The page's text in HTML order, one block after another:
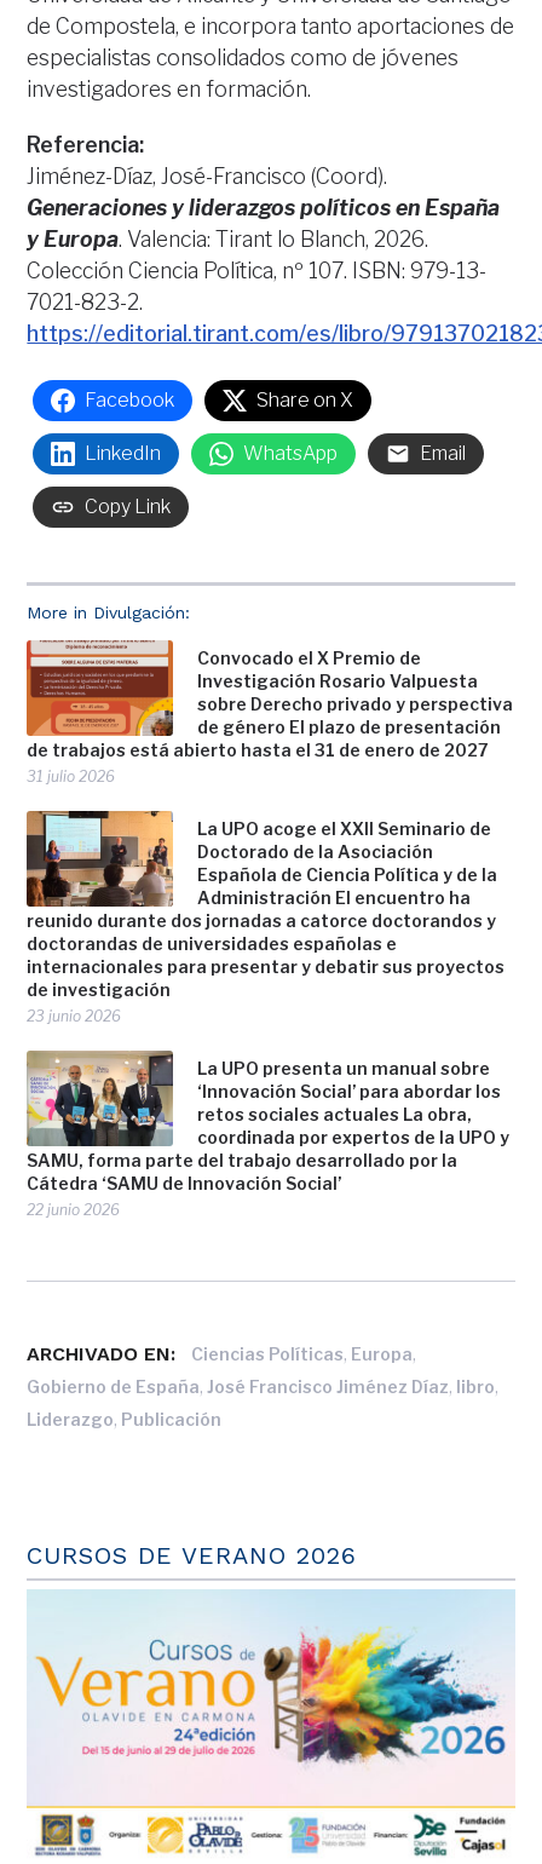
More in Divulgación:
Convocado el X Premio de
Investigación Rosario Valpuesta
sobre Derecho privado y perspectiva
de género El plazo de presentación
de trabajos está abierto hasta el 31 de enero de 2027
31 julio 2026
La UPO acoge el XXII Seminario de
Doctorado de la Asociación
Española de Ciencia Política y de la
Administración El encuentro ha
reunido durante dos jornadas a catorce doctorandos y
doctorandas de universidades españolas e
internacionales para presentar y debatir sus proyectos
de investigación
23 junio 2026
La UPO presenta un manual sobre
‘Innovación Social’ para abordar los
retos sociales actuales La obra,
coordinada por expertos de la UPO y
SAMU, forma parte del trabajo desarrollado por la
Cátedra ‘SAMU de Innovación Social’
22 junio 2026
de Compostela, e incorpora tanto aportaciones de
especialistas consolidados como de jóvenes
investigadores en formación.
Referencia:
Jiménez-Díaz, José-Francisco (Coord).
Generaciones y liderazgos políticos en España
y Europa. Valencia: Tirant lo Blanch, 2026.
Colección Ciencia Política, nº 107. ISBN: 979-13-
7021-823-2.
https://editorial.tirant.com/es/libro/
Facebook Share on X
LinkedIn WhatsApp Email
Copy Link
ARCHIVADO EN: Ciencias Políticas, Europa,
Gobierno de España,José Francisco Jiménez Díaz, libro,
Liderazgo, Publicación
CURSOS DE VERANO 2026